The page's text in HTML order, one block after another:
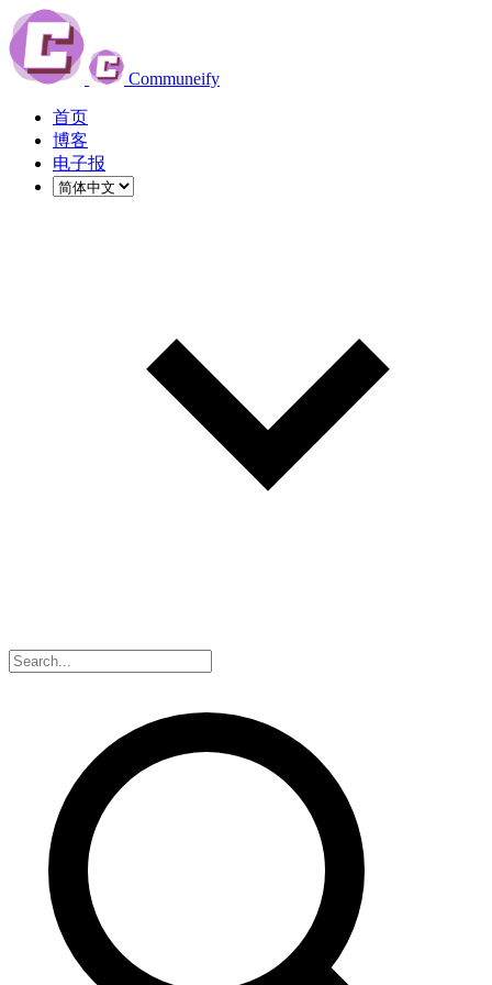
Communeify
首页
博客
电子报